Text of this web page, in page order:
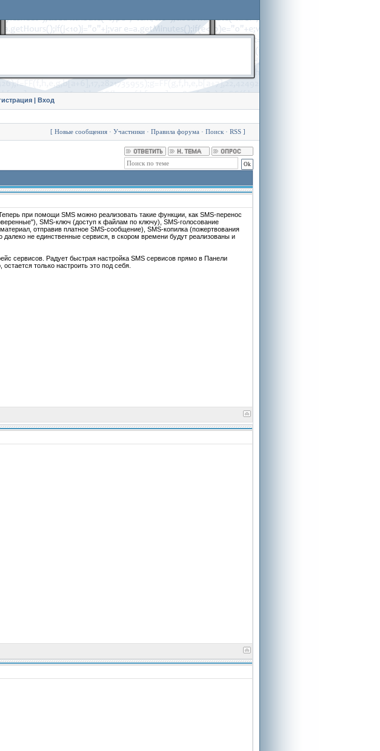
| Вход
[ Новые сообщения· Участники· Правила форума · Поиск· RSS]
при помощи SMS можно реализовать такие функции, как SMS-перенос
SMS-ключ (доступ к файлам по ключу), SMS-голосование
отправив платное SMS-сообщение), SMS-копилка (пожертвования
далеко не единственные сервися, в скором времени будут реализованы и
сервисов. Радует быстрая настройка SMS сервисов прямо в Панели
только настроить это под себя.